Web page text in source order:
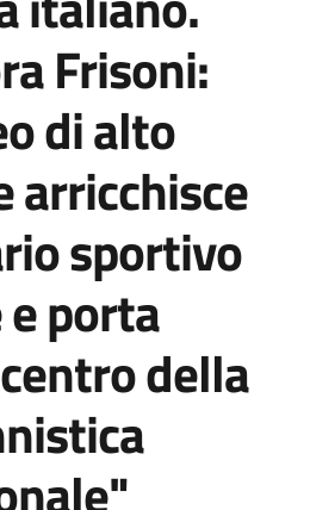
Frisoni:
di alto
arricchisce
sportivo
porta
della